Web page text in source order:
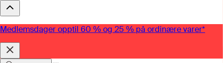
Medlemsdager opptil 60 % og 25 % på ordinære varer*